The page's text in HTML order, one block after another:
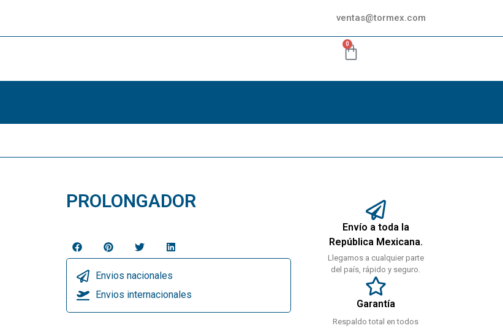
ventas@tormex.com
0
PROLONGADOR
Envios nacionales
Envios internacionales
Envío a toda la
República Mexicana.
Llegamos a cualquier parte
del país, rápido y seguro.
Garantía
Respaldo total en todos